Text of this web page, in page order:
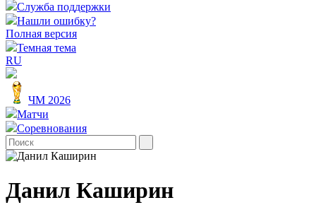
Служба поддержки
Нашли ошибку?
Полная версия
Темная тема
RU
ЧМ 2026
Матчи
Соревнования
Данил Каширин